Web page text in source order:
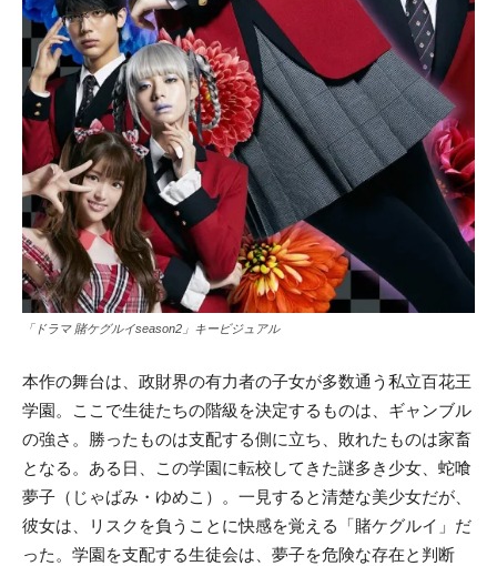
「ドラマ 賭ケグルイseason2」キービジュアル
本作の舞台は、政財界の有力者の子女が多数通う私立百花王
学園。ここで生徒たちの階級を決定するものは、ギャンブル
の強さ。勝ったものは支配する側に立ち、敗れたものは家畜
となる。ある日、この学園に転校してきた謎多き少女、蛇喰
夢子（じゃばみ・ゆめこ）。一見すると清楚な美少女だが、
彼女は、リスクを負うことに快感を覚える「賭ケグルイ」だ
った。学園を支配する生徒会は、夢子を危険な存在と判断